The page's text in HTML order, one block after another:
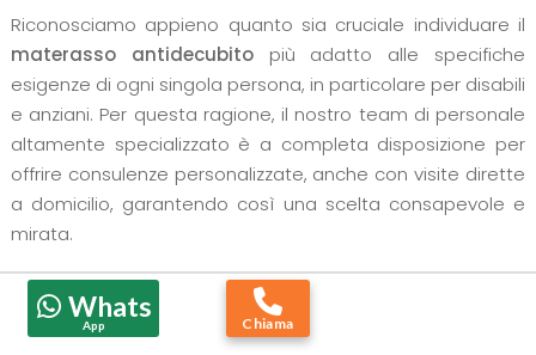
Riconosciamo appieno quanto sia cruciale individuare il
materasso antidecubitopiù adatto alle specifiche
esigenze di ogni singola persona, in particolare per disabili
e anziani. Per questa ragione, il nostro team di personale
altamente specializzato è a completa disposizione per
offrire consulenze personalizzate, anche con visite dirette
a domicilio, garantendo così una scelta consapevole e
mirata.
Siamo lieti di mettere a disposizione la nostraesperienza
e professionalità
per rispondere a tutte le vostre
domande e fornirvi ulteriori dettagli. Non esitate a
Whats
App Chiama